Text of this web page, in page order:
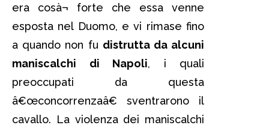
era cosà¬ forte che essa venne
esposta nel Duomo, e vi rimase fino
a quando non fu distrutta da alcuni
maniscalchi di Napoli, i quali
preoccupati da questa
â€œconcorrenzaâ€ sventrarono il
cavallo. La violenza dei maniscalchi